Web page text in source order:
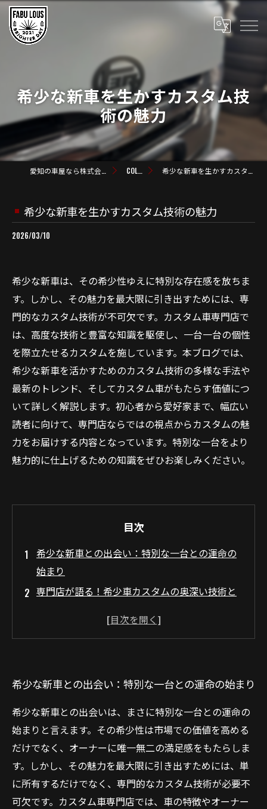
希少な新車を生かすカスタム技
術の魅力
愛知の車屋なら株式会社FABULOUS COLUMN 希少な新車を生かすカスタム技術の魅力
希少な新車を生かすカスタム技術の魅力
2026/03/10
希少な新車は、その希少性ゆえに特別な存在感を放ちま
す。しかし、その魅力を最大限に引き出すためには、専
門的なカスタム技術が不可欠です。カスタム車専門店で
は、高度な技術と豊富な知識を駆使し、一台一台の個性
を際立たせるカスタムを施しています。本ブログでは、
希少な新車を活かすためのカスタム技術の多様な手法や
最新のトレンド、そしてカスタム車がもたらす価値につ
いて詳しく解説します。初心者から愛好家まで、幅広い
読者に向けて、専門店ならではの視点からカスタムの魅
力をお届けする内容となっています。特別な一台をより
魅力的に仕上げるための知識をぜひお楽しみください。
目次
希少な新車との出会い：特別な一台との運命の
始まり
専門店が語る！希少車カスタムの奥深い技術と
最新トレンドを取り入れたカスタムで個性を輝
完成した一台が示す、希少新車カスタムの真の
魅力
初心者も安心！カスタム車専門店が教える入門
ガイド
愛好家必見！希少な新車をさらに魅力的にする
おすすめカスタム
希少な新車との出会い：特別な一台との運命の始まり
希少な新車との出会いは、まさに特別な一台との運命の
始まりと言えます。その希少性は市場での価値を高める
だけでなく、オーナーに唯一無二の満足感をもたらしま
す。しかし、その魅力を最大限に引き出すためには、単
に所有するだけでなく、専門的なカスタム技術が必要不
可欠です。カスタム車専門店では、車の特徴やオーナー